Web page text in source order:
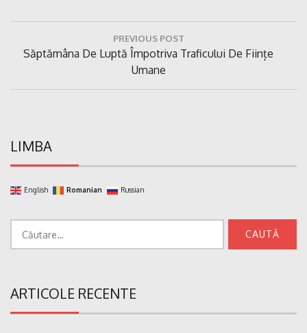
articole
PREVIOUS POST
Previous
Săptămâna De Luptă Împotriva Traficului De Ființe
Umane
LIMBA
English Romanian Russian
ARTICOLE RECENTE